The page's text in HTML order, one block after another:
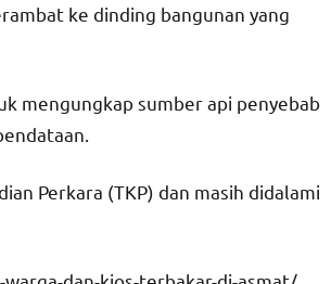
ke dinding bangunan yang
mengungkap sumber api penyebab
Perkara (TKP) dan masih didalami